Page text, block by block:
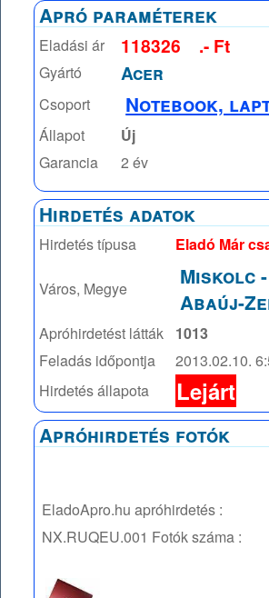
Apró paraméterek
Eladási ár 118326 .- Ft
Gyártó Acer
Csoport Notebook,
Állapot
Új
Garancia
2 év
Hirdetés adatok
Hirdetés típusa Eladó Már
Város, Megye Miskolc-
Abaúj-
Apróhirdetést látták
1013
Feladás időpontja
2013.02.10.
Hirdetés állapota
Lejárt
Apróhirdetés fotók
EladoApro.hu apróhirdetés :
NX.RUQEU.001 Fotók száma :